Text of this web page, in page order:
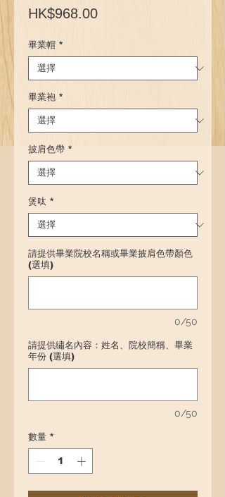
HK$968.00價
畢業帽 *
畢業袍 *
披肩色帶 *
煲呔 *
請提供畢業院校名稱或畢業披肩色帶顏色
(選填)
0/50
請提供繡名內容：姓名、院校簡稱、畢業
年份 (選填)
0/50
數量 *